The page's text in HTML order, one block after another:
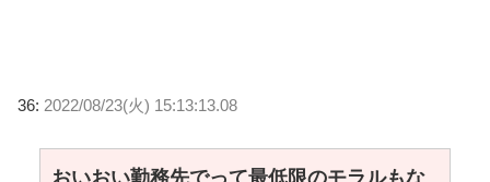
36: 2022/08/23(火) 15:13:13.08
おいおい勤務先でって最低限のモラルもな